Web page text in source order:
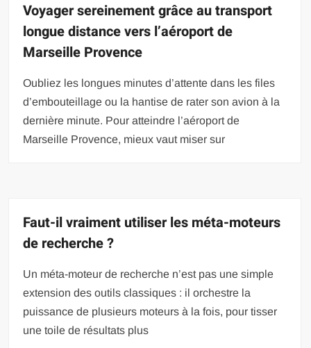
Voyager sereinement grâce au transport
longue distance vers l’aéroport de
Marseille Provence
Oubliez les longues minutes d’attente dans les files
d’embouteillage ou la hantise de rater son avion à la
dernière minute. Pour atteindre l’aéroport de
Marseille Provence, mieux vaut miser sur
Faut-il vraiment utiliser les méta-moteurs
de recherche ?
Un méta-moteur de recherche n’est pas une simple
extension des outils classiques : il orchestre la
puissance de plusieurs moteurs à la fois, pour tisser
une toile de résultats plus